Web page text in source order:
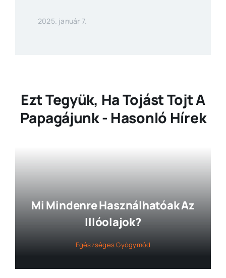
2025. január 7.
Ezt Tegyük, Ha Tojást Tojt A
Papagájunk - Hasonló Hírek
Mi Mindenre Használhatóak Az
Illóolajok?
Egészséges Gyógymód